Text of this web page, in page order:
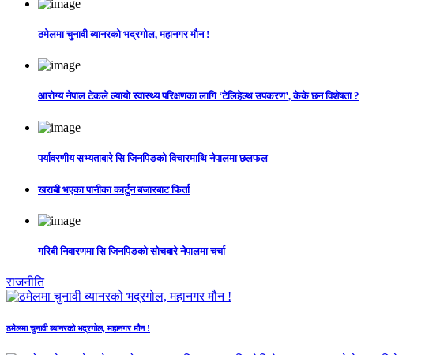
ठमेलमा चुनावी ब्यानरको भद्रगोल, महानगर मौन !
आरोग्य नेपाल टेकले ल्यायो स्वास्थ्य परिक्षणका लागि ‘टेलिहेल्थ उपकरण’, केके छन विशेषता ?
पर्यावरणीय सभ्यताबारे सि जिनपिङको विचारमाथि नेपालमा छलफल
खराबी भएका पानीका कार्टुन बजारबाट फिर्ता
गरिबी निवारणमा सि जिनपिङको सोचबारे नेपालमा चर्चा
राजनीति
ठमेलमा चुनावी ब्यानरको भद्रगोल, महानगर मौन !